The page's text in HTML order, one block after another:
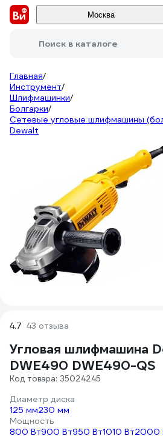
Москва
Поиск в каталоге
Главная/
Инструмент/
Шлифмашинки/
Болгарки/
Сетевые угловые шлифмашины
Dewalt
4.7 43 отзыва
Угловая шлифмашина
DWE490 DWE490-QS
Код товара: 35024245
Диаметр диска
125 мм230 мм
Мощность
800 Вт900 Вт950 Вт1010 Вт2000